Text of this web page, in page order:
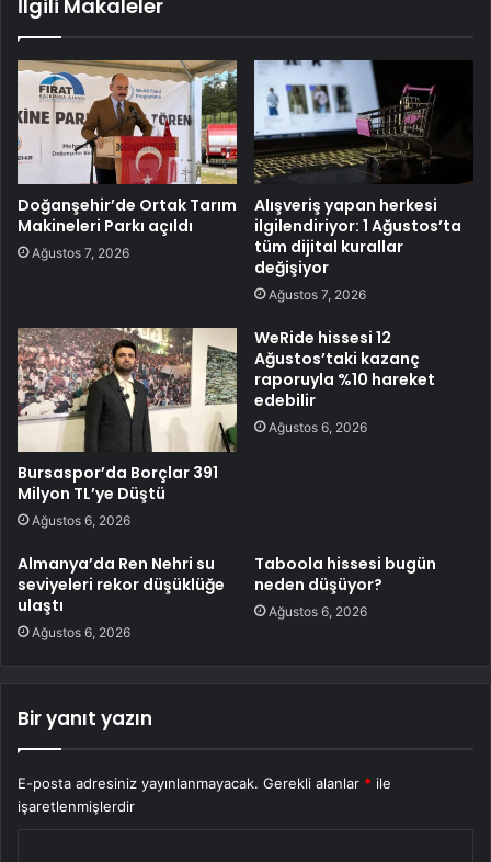
İlgili Makaleler
Doğanşehir’de Ortak Tarım
Makineleri Parkı açıldı
Ağustos 7, 2026
Alışveriş yapan herkesi
ilgilendiriyor: 1 Ağustos’ta
tüm dijital kurallar
değişiyor
Ağustos 7, 2026
Bursaspor’da Borçlar 391
Milyon TL’ye Düştü
Ağustos 6, 2026
WeRide hissesi 12
Ağustos’taki kazanç
raporuyla %10 hareket
edebilir
Ağustos 6, 2026
Almanya’da Ren Nehri su
seviyeleri rekor düşüklüğe
ulaştı
Ağustos 6, 2026
Taboola hissesi bugün
neden düşüyor?
Ağustos 6, 2026
Bir yanıt yazın
E-posta adresiniz yayınlanmayacak. Gerekli alanlar * ile
işaretlenmişlerdir